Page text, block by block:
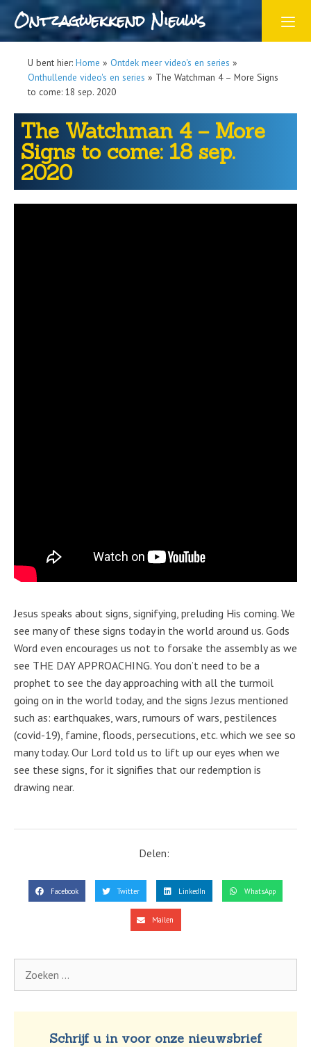
Ontzagwekkend Nieuws
U bent hier: Home » Ontdek meer video's en series »
Onthullende video's en series » The Watchman 4 – More Signs
to come: 18 sep. 2020
The Watchman 4 – More
Signs to come: 18 sep.
2020
Jesus speaks about signs, signifying, preluding His coming. We
see many of these signs today in the world around us. Gods
Word even encourages us not to forsake the assembly as we
see THE DAY APPROACHING. You don’t need to be a
prophet to see the day approaching with all the turmoil
going on in the world today, and the signs Jezus mentioned
such as: earthquakes, wars, rumours of wars, pestilences
(covid-19), famine, floods, persecutions, etc. which we see so
many today. Our Lord told us to lift up our eyes when we
see these signs, for it signifies that our redemption is
drawing near.
Delen:
Facebook Twitter LinkedIn WhatsApp
Mailen
Schrijf u in voor onze nieuwsbrief